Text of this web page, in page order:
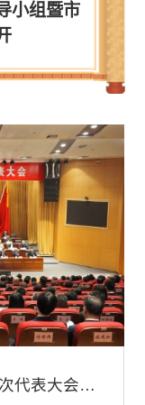
小组暨市
全市安全生产工作会议强调：筑牢安全防线 守住发展底线 全力维护社会安全稳定
中国共产党个旧市第十五次代表大会胜利闭幕
中国共产党个旧市第十五次代表大会开幕
会议召开 全市安全生产工作会议强调：筑牢安全防线 守住发展底线 全力维护社会安全稳定
中国共产党个旧市第十五次代表大会胜利闭幕